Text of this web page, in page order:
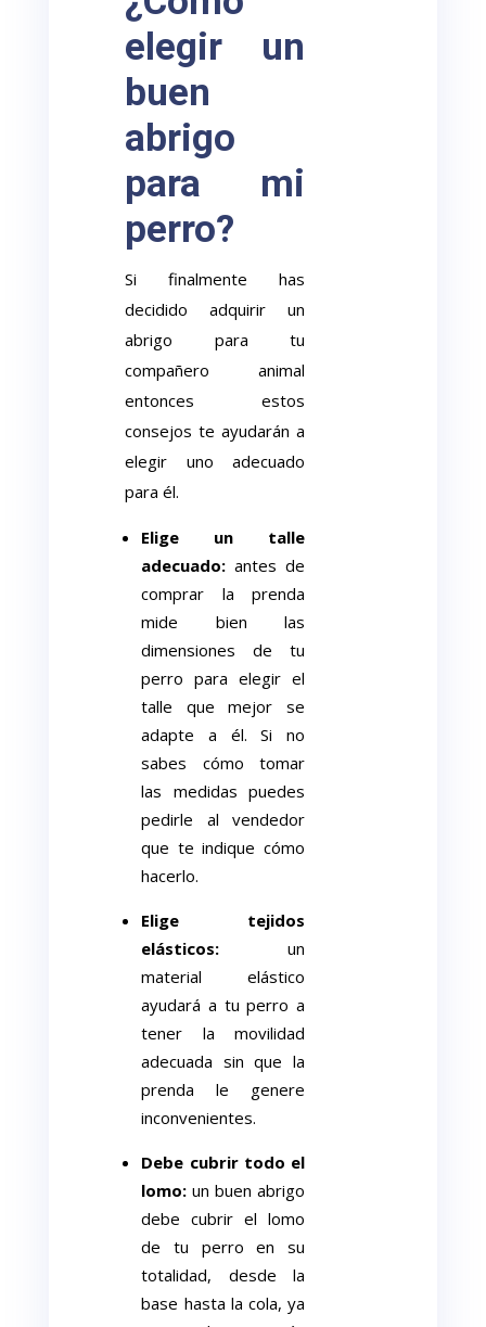
elegir un
buen
abrigo
para mi
perro?
Si finalmente has
decidido adquirir un
abrigo para tu
compañero animal
entonces estos
consejos te ayudarán a
elegir uno adecuado
para él.
Elige un talle
adecuado: antes de
comprar la prenda
mide bien las
dimensiones de tu
perro para elegir el
talle que mejor se
adapte a él. Si no
sabes cómo tomar
las medidas puedes
pedirle al vendedor
que te indique cómo
hacerlo.
Elige tejidos
elásticos: un
material elástico
ayudará a tu perro a
tener la movilidad
adecuada sin que la
prenda le genere
inconvenientes.
Debe cubrir todo el
lomo:un buen abrigo
debe cubrir el lomo
de tu perro en su
totalidad, desde la
base hasta la cola, ya